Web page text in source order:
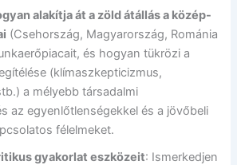
alakítja át a zöld átállás a közép-
(Csehország, Magyarország, Románia
és hogyan tükrözi a
(klímaszkepticizmus,
a mélyebb társadalmi
az egyenlőtlenségekkel és a jövőbeli
félelmeket.
gyakorlat eszközeit: Ismerkedjen